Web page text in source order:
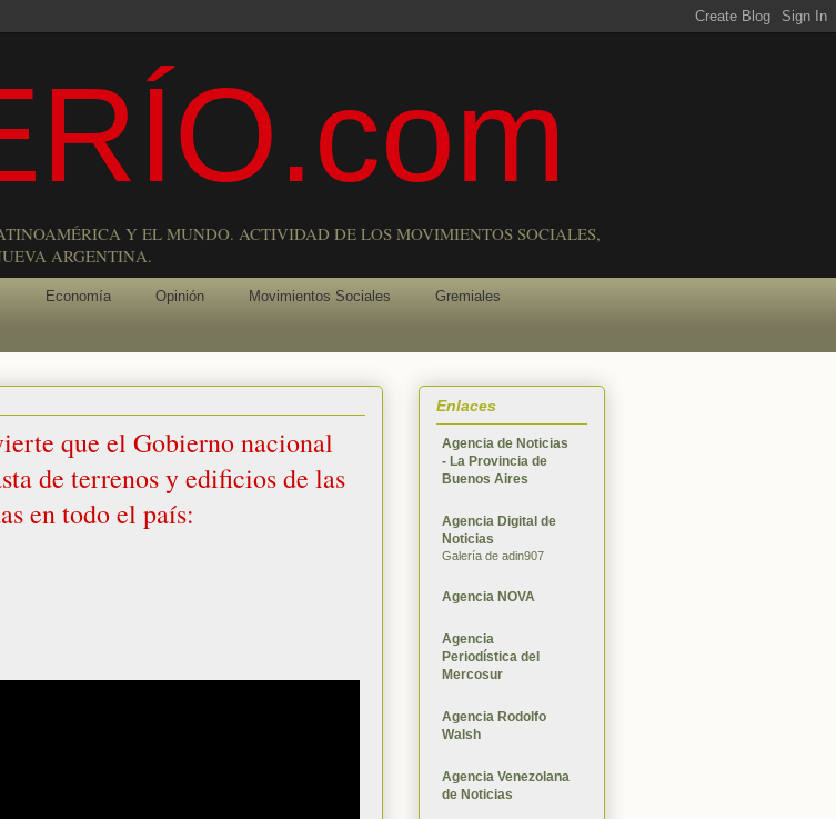
Y EL MUNDO. ACTIVIDAD DE LOS MOVIMIENTOS SOCIALES,
ARGENTINA.
Economía Opinión Movimientos Sociales Gremiales
que el Gobierno nacional
de terrenos y edificios de las
en todo el país:
Enlaces
Agencia de Noticias
- La Provincia de
Buenos Aires
Agencia Digital de
Noticias
Galería de adin907
Agencia NOVA
Agencia
Periodística del
Mercosur
Agencia Rodolfo
Walsh
Agencia Venezolana
de Noticias